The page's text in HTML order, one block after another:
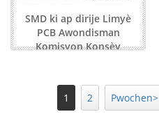
SMD ki ap dirije Limyè
PCB Awondisman
Komisyon Konsèy
1 2 Pwochen>